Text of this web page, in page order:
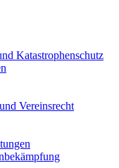
Katastrophenschutz
Vereinsrecht